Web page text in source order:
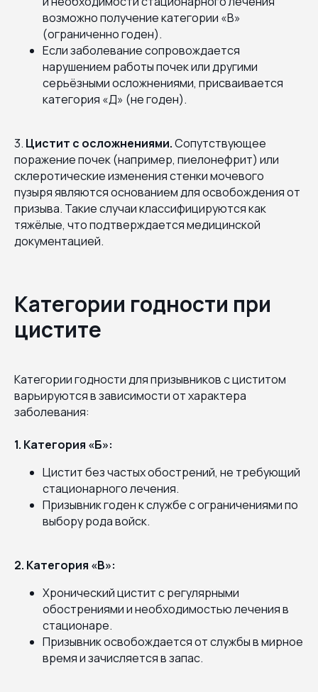
возможно получение категории «В»
(ограниченно годен).
Если заболевание сопровождается
нарушением работы почек или другими
серьёзными осложнениями, присваивается
категория «Д» (не годен).
3. Цистит с осложнениями.Сопутствующее
поражение почек (например, пиелонефрит) или
склеротические изменения стенки мочевого
пузыря являются основанием для освобождения от
призыва. Такие случаи классифицируются как
тяжёлые, что подтверждается медицинской
документацией.
Категории годности при
цистите
Категории годности для призывников с циститом
варьируются в зависимости от характера
заболевания:
1. Категория «Б»:
Цистит без частых обострений, не требующий
стационарного лечения.
Призывник годен к службе с ограничениями по
выбору рода войск.
2. Категория «В»:
Хронический цистит с регулярными
обострениями и необходимостью лечения в
стационаре.
Призывник освобождается от службы в мирное
время и зачисляется в запас.